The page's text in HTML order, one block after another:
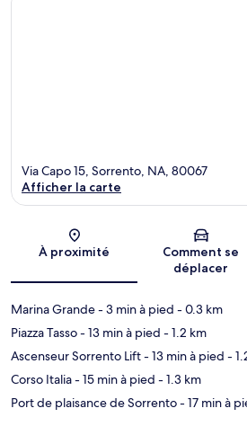
Carte
Via Capo 15, Sorrento, NA, 80067
Afficher la carte
À proximité
Comment se
déplacer
Marina Grande- 3 min à pied - 0.3 km
Piazza Tasso- 13 min à pied - 1.2 km
Ascenseur Sorrento Lift- 13 min à pied -
Corso Italia- 15 min à pied - 1.3 km
Port de plaisance de Sorrento- 17 min à